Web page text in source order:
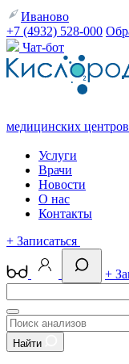
Иваново
+7 (4932) 528-000
Чат-бот
медицинских центров
Услуги
Врачи
Новости
О нас
Контакты
+ Записаться
+
Найти